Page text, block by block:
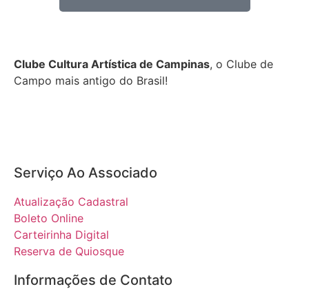
Clube Cultura Artística de Campinas, o Clube de
Campo mais antigo do Brasil!
Serviço Ao Associado
Atualização Cadastral
Boleto Online
Carteirinha Digital
Reserva de Quiosque
Informações de Contato